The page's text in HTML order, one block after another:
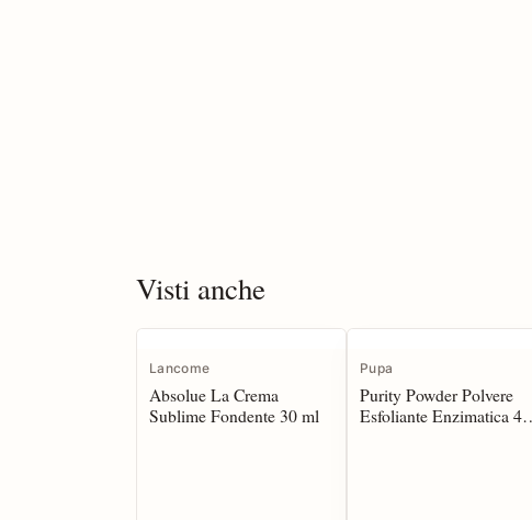
Visti anche
Lancome
Absolue La Crema
Sublime Fondente 30 ml
Pupa
Purity Powder Polvere
Esfoliante Enzimatica 40